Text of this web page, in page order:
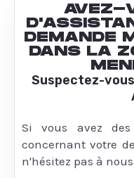
AVEZ-
DEMANDE
DANS LA
Suspectez-
Si vous avez
concernant votre
n'hésitez pas à